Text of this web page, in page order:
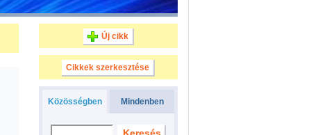
Új cikk
Cikkek szerkesztése
Közösségben Mindenben